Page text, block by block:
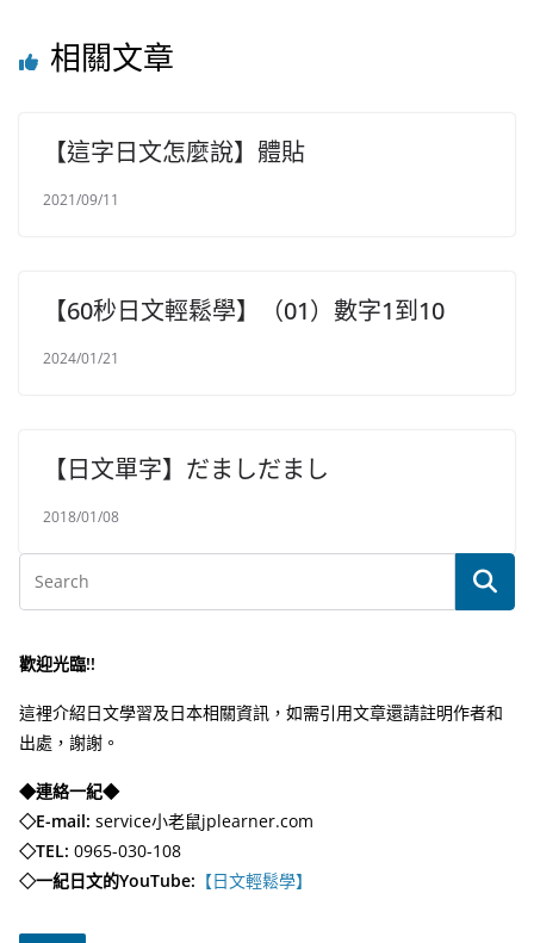
相關文章
【這字日文怎麼說】體貼
2021/09/11
【60秒日文輕鬆學】（01）數字1到10
2024/01/21
【日文單字】だましだまし
2018/01/08
歡迎光臨!!
這裡介紹日文學習及日本相關資訊，如需引用文章還請註明作者和
出處，謝謝。
◆連絡一紀◆
◇E-mail: service小老鼠jplearner.com
◇TEL: 0965-030-108
◇一紀日文的YouTube: 【日文輕鬆學】